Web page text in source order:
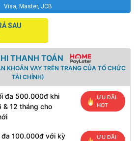
Visa, Master, JCB
SAU
THANH TOÁN
KHOẢN VAY TRÊN TRANG CỦA TỔ CHỨC
TÀI CHÍNH)
đa 500.000đ khi
& 12 tháng cho
ƯU ĐÃI
HOT
đa 100.000đ với kỳ
ƯU ĐÃI